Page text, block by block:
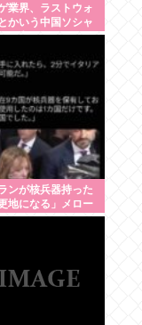
業界、ラストウォ
かいう中国ソシャ
て逝く
ンが核兵器持った
地になる」メロー
メリカだけだけど